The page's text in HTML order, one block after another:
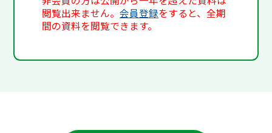
閲覧出来ません。会員登録をすると、全期
間の資料を閲覧できます。